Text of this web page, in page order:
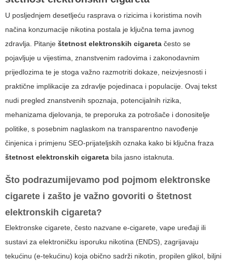
U posljednjem desetljeću rasprava o rizicima i koristima novih
načina konzumacije nikotina postala je ključna tema javnog
zdravlja. Pitanje štetnost elektronskih cigareta često se
pojavljuje u vijestima, znanstvenim radovima i zakonodavnim
prijedlozima te je stoga važno razmotriti dokaze, neizvjesnosti i
praktične implikacije za zdravlje pojedinaca i populacije. Ovaj tekst
nudi pregled znanstvenih spoznaja, potencijalnih rizika,
mehanizama djelovanja, te preporuka za potrošače i donositelje
politike, s posebnim naglaskom na transparentno navođenje
činjenica i primjenu SEO-prijateljskih oznaka kako bi ključna fraza
štetnost elektronskih cigareta bila jasno istaknuta.
Što podrazumijevamo pod pojmom elektronske
cigarete i zašto je važno govoriti o štetnost
elektronskih cigareta?
Elektronske cigarete, često nazvane e-cigarete, vape uređaji ili
sustavi za elektroničku isporuku nikotina (ENDS), zagrijavaju
tekućinu (e-tekućinu) koja obično sadrži nikotin, propilen glikol, biljni